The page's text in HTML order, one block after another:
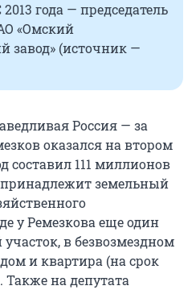
года — председатель
«Омский
завод» (источник —
Россия — за
оказался на втором
составил 111 миллионов
земельный
у Ремезкова еще один
в безвозмездном
и квартира (на срок
на депутата